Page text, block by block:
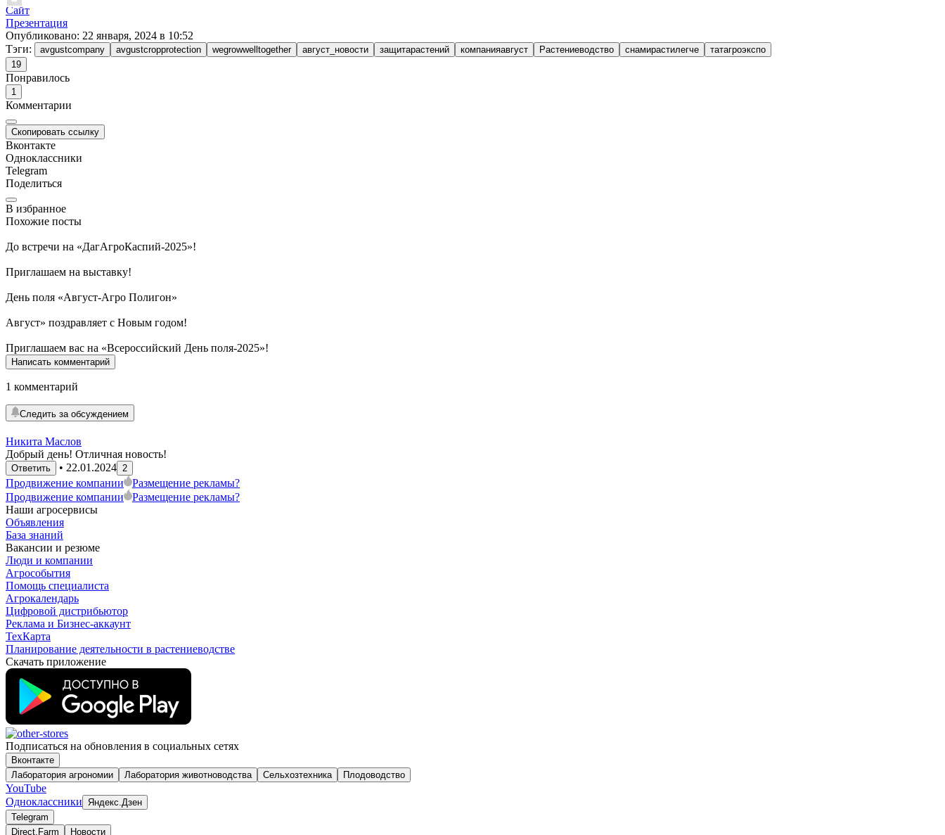
Сайт
Презентация
Опубликовано: 22 января, 2024 в 10:52
Тэги:
avgustcompany avgustcropprotection wegrowwelltogether август_новости защитарастений компанияавгуст Растениеводство снамирастилегче
татагроэкспо
19
Понравилось
1
Комментарии
Скопировать ссылку
Вконтакте
Одноклассники
Telegram
Поделиться
В избранное
Похожие посты
До встречи на «ДагАгроКаспий-2025»!
Приглашаем на выставку!
День поля «Август-Агро Полигон»
Август» поздравляет с Новым годом!
Приглашаем вас на «Всероссийский День поля-2025»!
Написать комментарий
1 комментарий
Следить за обсуждением
Никита Маслов
Добрый день! Отличная новость!
Ответить • 22.01.2024 2
Продвижение компании Размещение рекламы?
Продвижение компании
Размещение рекламы?
Наши агросервисы
Объявления
База знаний
Вакансии и резюме
Люди и компании
Агрособытия
Помощь специалиста
Агрокалендарь
Цифровой дистрибьютор
Реклама и Бизнес-аккаунт
ТехКарта
Планирование деятельности в растениеводстве
Скачать приложение
Подписаться на обновления в социальных сетях
Вконтакте
Лаборатория агрономии
Лаборатория животноводства Сельхозтехника Плодоводство
YouTube
Одноклассники
Яндекс.Дзен
Telegram
Direct.Farm
Новости